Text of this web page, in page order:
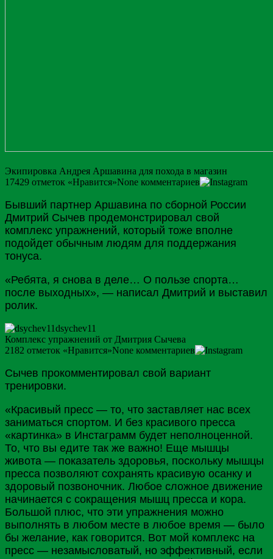
Экипировка Андрея Аршавина для похода в магазин
17429 отметок «Нравится»None комментариев
Бывший партнер Аршавина по сборной России
Дмитрий Сычев продемонстрировал свой
комплекс упражнений, который тоже вполне
подойдет обычным людям для поддержания
тонуса.
«Ребята, я снова в деле… О пользе спорта…
после выходных», — написал Дмитрий и выставил
ролик.
dsychev11
Комплекс упражнений от Дмитрия Сычева
2182 отметок «Нравится»None комментариев
Сычев прокомментировал свой вариант
тренировки.
«Красивый пресс — то, что заставляет нас всех
заниматься спортом. И без красивого пресса
«картинка» в Инстаграмм будет неполноценной.
То, что вы едите так же важно! Еще мышцы
живота — показатель здоровья, поскольку мышцы
пресса позволяют сохранять красивую осанку и
здоровый позвоночник. Любое сложное движение
начинается с сокращения мышц пресса и кора.
Большой плюс, что эти упражнения можно
выполнять в любом месте в любое время — было
бы желание, как говорится. Вот мой комплекс на
пресс — незамысловатый, но эффективный, если